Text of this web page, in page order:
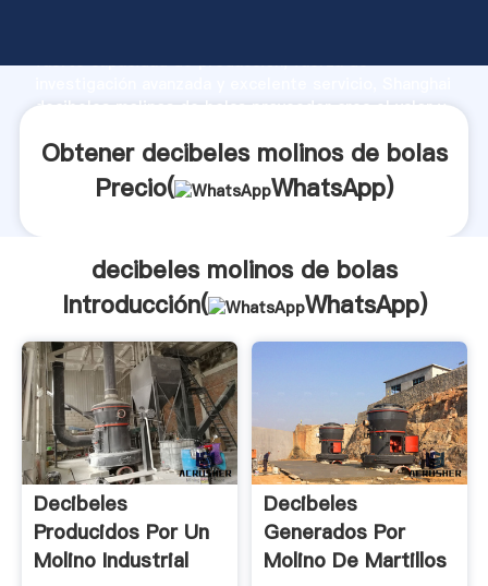
fuerte capacidad de producción, fuerza de
decibeles molinos de bolas proveedor crea el valor y
Obtener decibeles molinos de bolas
Precio(
WhatsApp)
decibeles molinos de bolas
Introducción(
WhatsApp)
Decibeles
Producidos Por Un
Molino Industrial
Decibeles
Generados Por
Molino De Martillos